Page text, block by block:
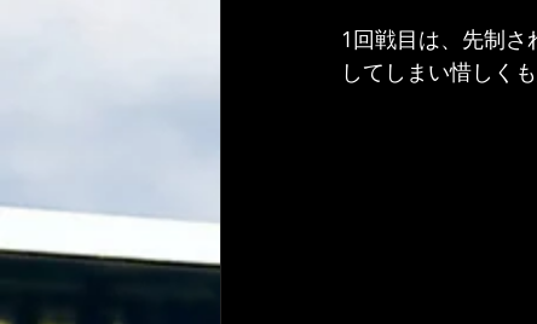
1回戦目は、先制
してしまい惜しく